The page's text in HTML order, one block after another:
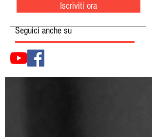
Iscriviti ora
Seguici anche su